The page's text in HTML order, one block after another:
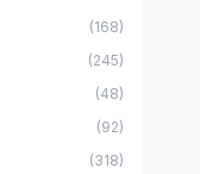
(168)
(245)
(48)
(92)
(318)